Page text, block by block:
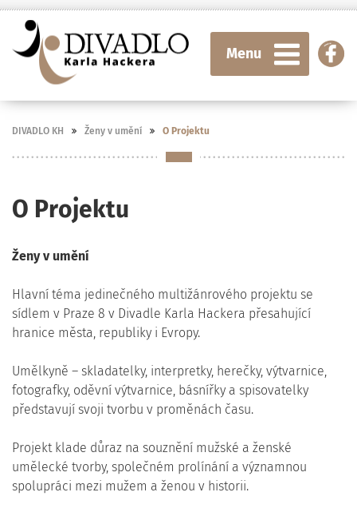
Menu
DIVADLO KH Ženy v umění O Projektu
O Projektu
Ženy v umění
Hlavní téma jedinečného multižánrového projektu se
sídlem v Praze 8 v Divadle Karla Hackera přesahující
hranice města, republiky i Evropy.
Umělkyně – skladatelky, interpretky, herečky, výtvarnice,
fotografky, oděvní výtvarnice, básnířky a spisovatelky
představují svoji tvorbu v proměnách času.
Projekt klade důraz na souznění mužské a ženské
umělecké tvorby, společném prolínání a významnou
spolupráci mezi mužem a ženou v historii.